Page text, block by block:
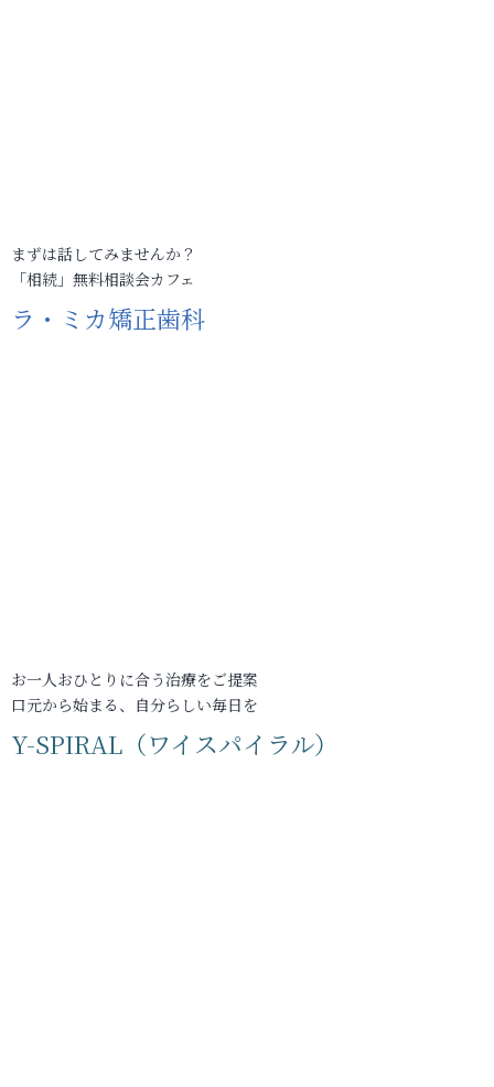
まずは話してみませんか？
「相続」無料相談会カフェ
ラ・ミカ矯正歯科
お一人おひとりに合う治療をご提案
口元から始まる、自分らしい毎日を
Y-SPIRAL（ワイスパイラル）